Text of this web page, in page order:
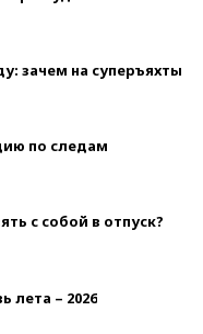
зачем на суперъяхты
по следам
с собой в отпуск?
лета – 2026